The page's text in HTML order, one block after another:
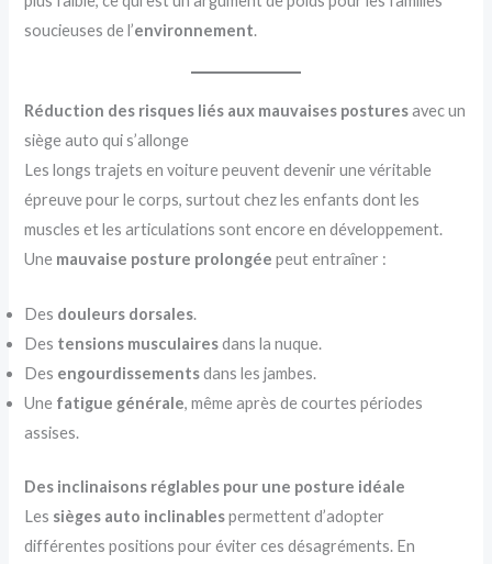
soucieuses de l’environnement.
Réduction des risques liés aux mauvaises posturesavec un
siège auto qui s’allonge
Les longs trajets en voiture peuvent devenir une véritable
épreuve pour le corps, surtout chez les enfants dont les
muscles et les articulations sont encore en développement.
Une mauvaise posture prolongée peut entraîner :
Des douleurs dorsales.
Des tensions musculairesdans la nuque.
Des engourdissementsdans les jambes.
Une fatigue générale, même après de courtes périodes
assises.
Des inclinaisons réglables pour une posture idéale
Les sièges auto inclinablespermettent d’adopter
différentes positions pour éviter ces désagréments. En